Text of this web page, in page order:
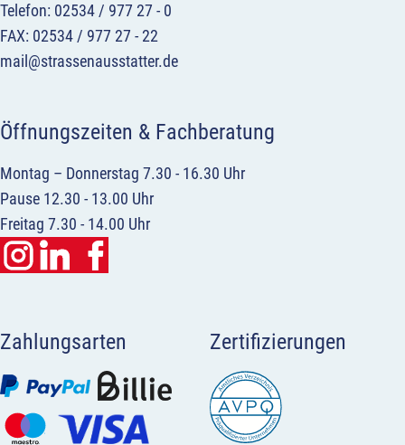
Telefon: 02534 / 977 27 - 0
FAX: 02534 / 977 27 - 22
mail@strassenausstatter.de
Öffnungszeiten & Fachberatung
Montag – Donnerstag 7.30 - 16.30 Uhr
Pause 12.30 - 13.00 Uhr
Freitag 7.30 - 14.00 Uhr
Zahlungsarten Zertifizierungen